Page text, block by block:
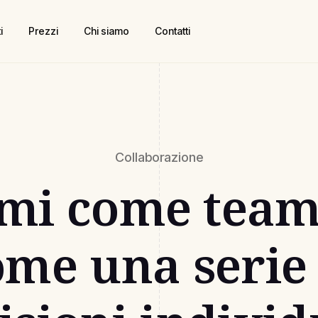
Prezzi Chi siamo Contatti
Collaborazione
come
una